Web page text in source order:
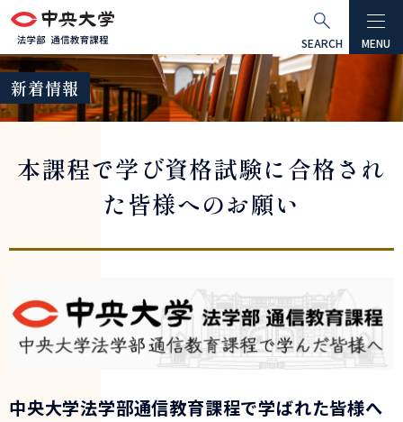
グ
ー
バ
ル
へ
本
へ
ロ
カ
ル
ナ
フ
タ
ー
へ
MENU
SEARCH
新着情報
本課程で学び資格試験に合格され
た皆様へのお願い
中央大学法学部通信教育課程で学ばれた皆様へ